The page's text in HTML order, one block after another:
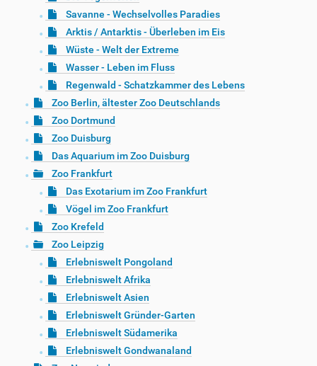
Savanne - Wechselvolles Paradies
Arktis / Antarktis - Überleben im Eis
Wüste - Welt der Extreme
Wasser - Leben im Fluss
Regenwald - Schatzkammer des Lebens
Zoo Berlin, ältester Zoo Deutschlands
Zoo Dortmund
Zoo Duisburg
Das Aquarium im Zoo Duisburg
Zoo Frankfurt
Das Exotarium im Zoo Frankfurt
Vögel im Zoo Frankfurt
Zoo Krefeld
Zoo Leipzig
Erlebniswelt Pongoland
Erlebniswelt Afrika
Erlebniswelt Asien
Erlebniswelt Gründer-Garten
Erlebniswelt Südamerika
Erlebniswelt Gondwanaland